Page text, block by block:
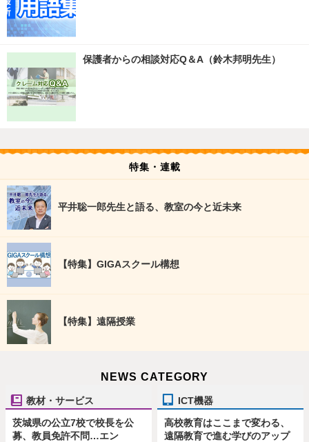
保護者からの相談対応Q＆A（鈴木邦明先生）
特集・連載
平井聡一郎先生と語る、教室の今と近未来
【特集】GIGAスクール構想
【特集】遠隔授業
NEWS CATEGORY
教材・サービス
茨城県の公立7校で校長を公
募、教員免許不問…エン
ICT機器
高校教育はここまで変わる、
遠隔教育で進む学びのアップ